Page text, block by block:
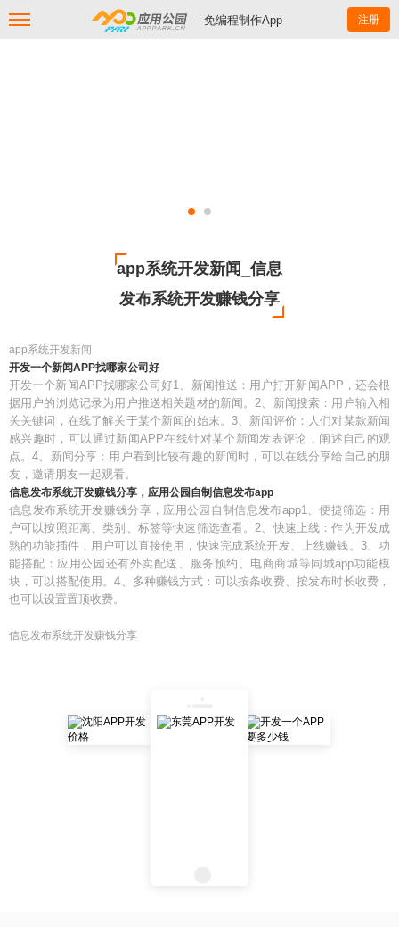
--免编程制作App 注册
app系统开发新闻_信息
发布系统开发赚钱分享
app系统开发新闻
开发一个新闻APP找哪家公司好
开发一个新闻APP找哪家公司好1、新闻推送：用户打开新闻APP，还会根
据用户的浏览记录为用户推送相关题材的新闻。2、新闻搜索：用户输入相
关关键词，在线了解关于某个新闻的始末。3、新闻评价：人们对某款新闻
感兴趣时，可以通过新闻APP在线针对某个新闻发表评论，阐述自己的观
点。4、新闻分享：用户看到比较有趣的新闻时，可以在线分享给自己的朋
友，邀请朋友一起观看。
信息发布系统开发赚钱分享，应用公园自制信息发布app
信息发布系统开发赚钱分享，应用公园自制信息发布app1、便捷筛选：用
户可以按照距离、类别、标签等快速筛选查看。2、快速上线：作为开发成
熟的功能插件，用户可以直接使用，快速完成系统开发、上线赚钱。3、功
能搭配：应用公园还有外卖配送、服务预约、电商商城等同城app功能模
块，可以搭配使用。4、多种赚钱方式：可以按条收费、按发布时长收费，
也可以设置置顶收费。
信息发布系统开发赚钱分享